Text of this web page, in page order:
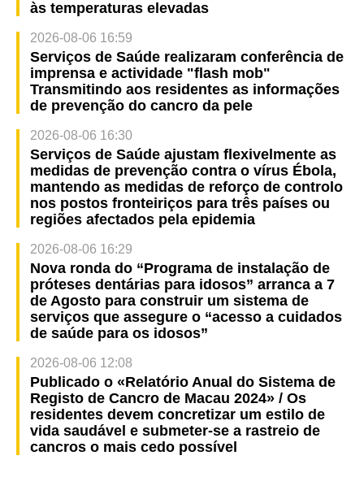
às temperaturas elevadas
2026-08-06 16:59
Serviços de Saúde realizaram conferência de
imprensa e actividade "flash mob"
Transmitindo aos residentes as informações
de prevenção do cancro da pele
2026-08-06 16:30
Serviços de Saúde ajustam flexivelmente as
medidas de prevenção contra o vírus Ébola,
mantendo as medidas de reforço de controlo
nos postos fronteiriços para três países ou
regiões afectados pela epidemia
2026-08-06 16:29
Nova ronda do “Programa de instalação de
próteses dentárias para idosos” arranca a 7
de Agosto para construir um sistema de
serviços que assegure o “acesso a cuidados
de saúde para os idosos”
2026-08-06 12:08
Publicado o «Relatório Anual do Sistema de
Registo de Cancro de Macau 2024» / Os
residentes devem concretizar um estilo de
vida saudável e submeter-se a rastreio de
cancros o mais cedo possível